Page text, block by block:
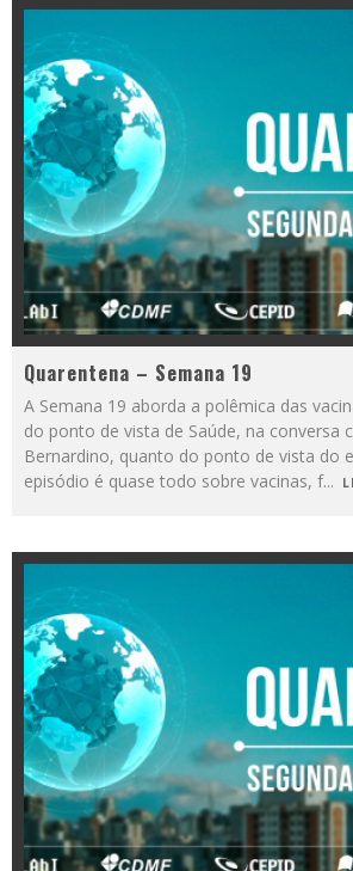
Quarentena – Semana 19
A Semana 19 aborda a polêmica das
do ponto de vista de Saúde, na conversa
Bernardino, quanto do ponto de vista do
episódio é quase todo sobre vacinas, f...